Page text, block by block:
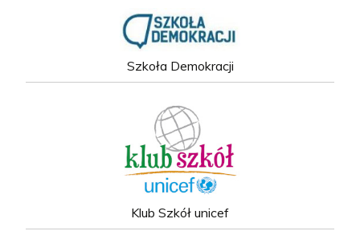
Szkoła Demokracji
Klub Szkół unicef